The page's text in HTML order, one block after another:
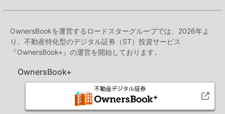
い。
「次へ進む」をクリックすると「ワンタイムキー
（※）」がメールで送信されます。
OwnersBookを運営するロードスターグループでは、2026年よ
り、不動産特化型のデジタル証券（ST）投資サービス
『OwnersBook+』の運営を開始しております。
OwnersBook+